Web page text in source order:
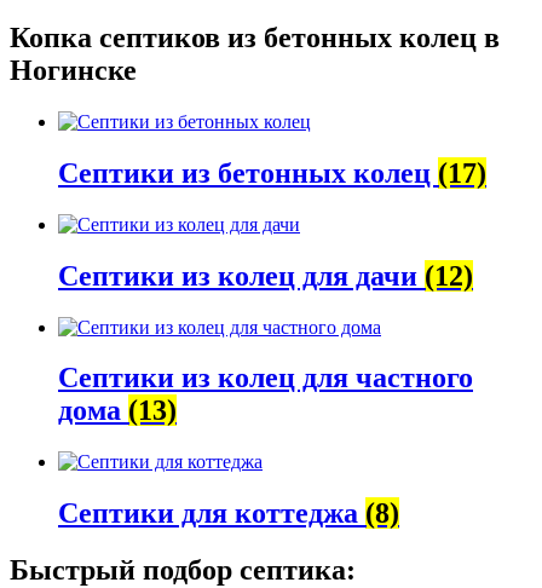
Копка септиков из бетонных колец в
Ногинске
Септики из бетонных колец (17)
Септики из колец для дачи (12)
Септики из колец для частного
дома (13)
Септики для коттеджа (8)
Быстрый подбор септика: